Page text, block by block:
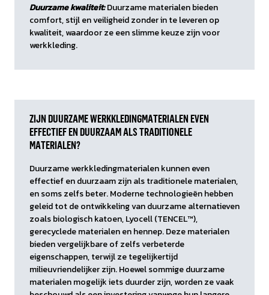
Duurzame kwaliteit:Duurzame materialen bieden
comfort, stijl en veiligheid zonder in te leveren op
kwaliteit, waardoor ze een slimme keuze zijn voor
werkkleding.
ZIJN DUURZAME WERKKLEDINGMATERIALEN EVEN
EFFECTIEF EN DUURZAAM ALS TRADITIONELE
MATERIALEN?
Duurzame werkkledingmaterialen kunnen even
effectief en duurzaam zijn als traditionele materialen,
en soms zelfs beter. Moderne technologieën hebben
geleid tot de ontwikkeling van duurzame alternatieven
zoals biologisch katoen, Lyocell (TENCEL™),
gerecyclede materialen en hennep. Deze materialen
bieden vergelijkbare of zelfs verbeterde
eigenschappen, terwijl ze tegelijkertijd
milieuvriendelijker zijn. Hoewel sommige duurzame
materialen mogelijk iets duurder zijn, worden ze vaak